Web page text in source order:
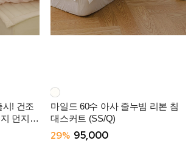
시! 건조
먼지없
-10컬
마일드 60수 아사 줄누빔 리본 침
대스커트 (SS/Q)
29% 95,000